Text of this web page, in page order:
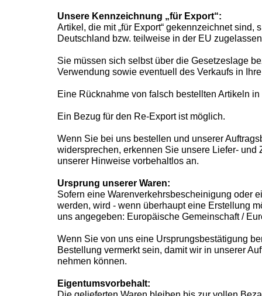
Unsere Kennzeichnung „für Export“:
Artikel, die mit „für Export“ gekennzeichnet sind,
Deutschland bzw. teilweise in der EU
Sie müssen sich selbst über die Gesetzeslage
Verwendung sowie eventuell des Verkaufs in
Eine Rücknahme von falsch bestellten Artikeln
Ein Bezug für den Re-Export ist möglich.
Wenn Sie bei uns bestellen und unserer
widersprechen, erkennen Sie unsere Liefer-
unserer Hinweise vorbehaltlos an.
Ursprung unserer Waren:
Sofern eine Warenverkehrsbescheinigung oder
werden, wird - wenn überhaupt eine Erstellung
uns angegeben: Europäische Gemeinschaft /
Wenn Sie von uns eine Ursprungsbestätigung
Bestellung vermerkt sein, damit wir in unserer
nehmen können.
Eigentumsvorbehalt: